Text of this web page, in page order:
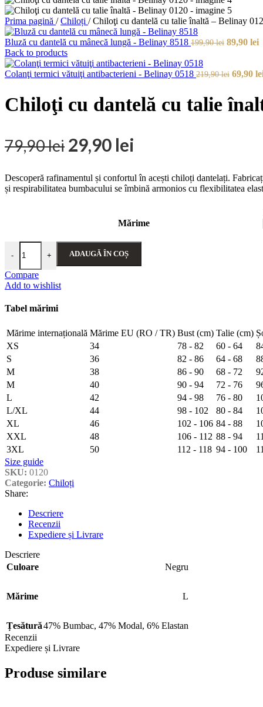
Prima pagină / Chiloți / Chiloţi cu dantelă cu talie înaltă – Belinay
Bluză cu dantelă cu mânecă lungă - Belinay 8518 199,90lei Prețul
fost:
89,90 lei
Back to products
Colanţi termici vătuiţi antibacterieni - Belinay 0518 219,90lei Prețul
fost:
69,90
Chiloţi cu dantelă cu talie
79,90lei Prețul
a
79,90 lei.
29,90 lei
este:
Descoperă rafinamentul și confortul în acești chiloți dantelați.
și respirabilitatea bumbacului se îmbină armonios cu flexibilitatea
Mărime
-
Cantitate Chiloţi cu dantelă cu talie înaltă - Belinay 0120
+ ADAUGĂ ÎN COȘ
Compare
Add to wishlist
Tabel mărimi
Mărime internațională Mărime EU (RO / TR) Bust (cm) Talie (cm)
XS
34 78 - 82 60 - 64
S
36 82 - 86 64 - 68
M
38 86 - 90 68 - 72
M
40 90 - 94 72 - 76
L
42 94 - 98 76 - 80
L/XL
44 98 - 102 80 - 84
XL
46 102 - 106 84 - 88
XXL
48 106 - 112 88 - 94
3XL
50 112 - 118 94 - 100
Size guide
SKU: 0120
Categorie: Chiloți
Share:
Descriere
Recenzii
Expediere și Livrare
Descriere
Culoare
Negru
Mărime L
Țesătură47% Bumbac, 47% Modal, 6% Elastan
Recenzii
Expediere și Livrare
Produse similare